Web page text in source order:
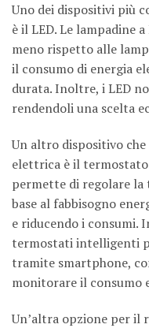
Uno dei dispositivi più
è il LED. Le lampadine
meno rispetto alle
il consumo di energia
durata. Inoltre, i LED
rendendoli una scelta
Un altro dispositivo
elettrica è il
permette di regolare
base al fabbisogno
e riducendo i consumi.
termostati intelligenti
tramite smartphone,
monitorare il consumo
Un’altra opzione per il